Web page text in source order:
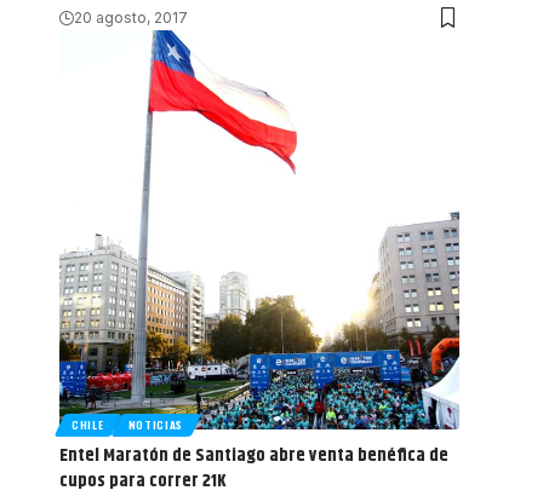
20 agosto, 2017
CHILE NOTICIAS
Entel Maratón de Santiago abre venta benéfica de
cupos para correr 21K